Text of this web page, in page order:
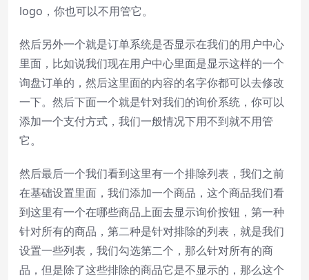
logo，你也可以不用管它。
然后另外一个就是订单系统是否显示在我们的用户中心
里面，比如说我们现在用户中心里面是显示这样的一个
询盘订单的，然后这里面的内容的名字你都可以去修改
一下。然后下面一个就是针对我们的询价系统，你可以
添加一个支付方式，我们一般情况下用不到就不用管
它。
然后最后一个我们看到这里有一个排除列表，我们之前
在基础设置里面，我们添加一个商品，这个商品我们看
到这里有一个在哪些商品上面去显示询价按钮，第一种
针对所有的商品，第二种是针对排除的列表，就是我们
设置一些列表，我们勾选第二个，那么针对所有的商
品，但是除了这些排除的商品它是不显示的，那么这个